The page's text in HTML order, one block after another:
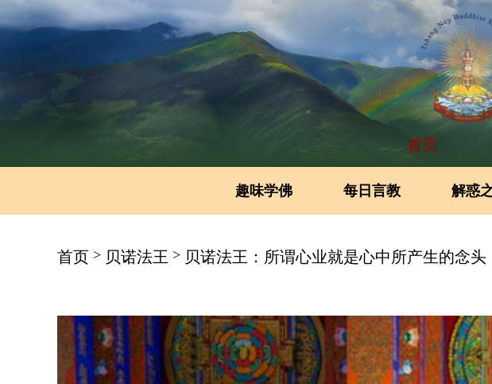
首页
趣味学佛 每日言教 解惑
首页 > 贝诺法王 > 贝诺法王：所谓心业就是心中所产生的念头